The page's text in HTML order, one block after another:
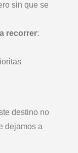
sin que se
recorrer:
destino no
dejamos a